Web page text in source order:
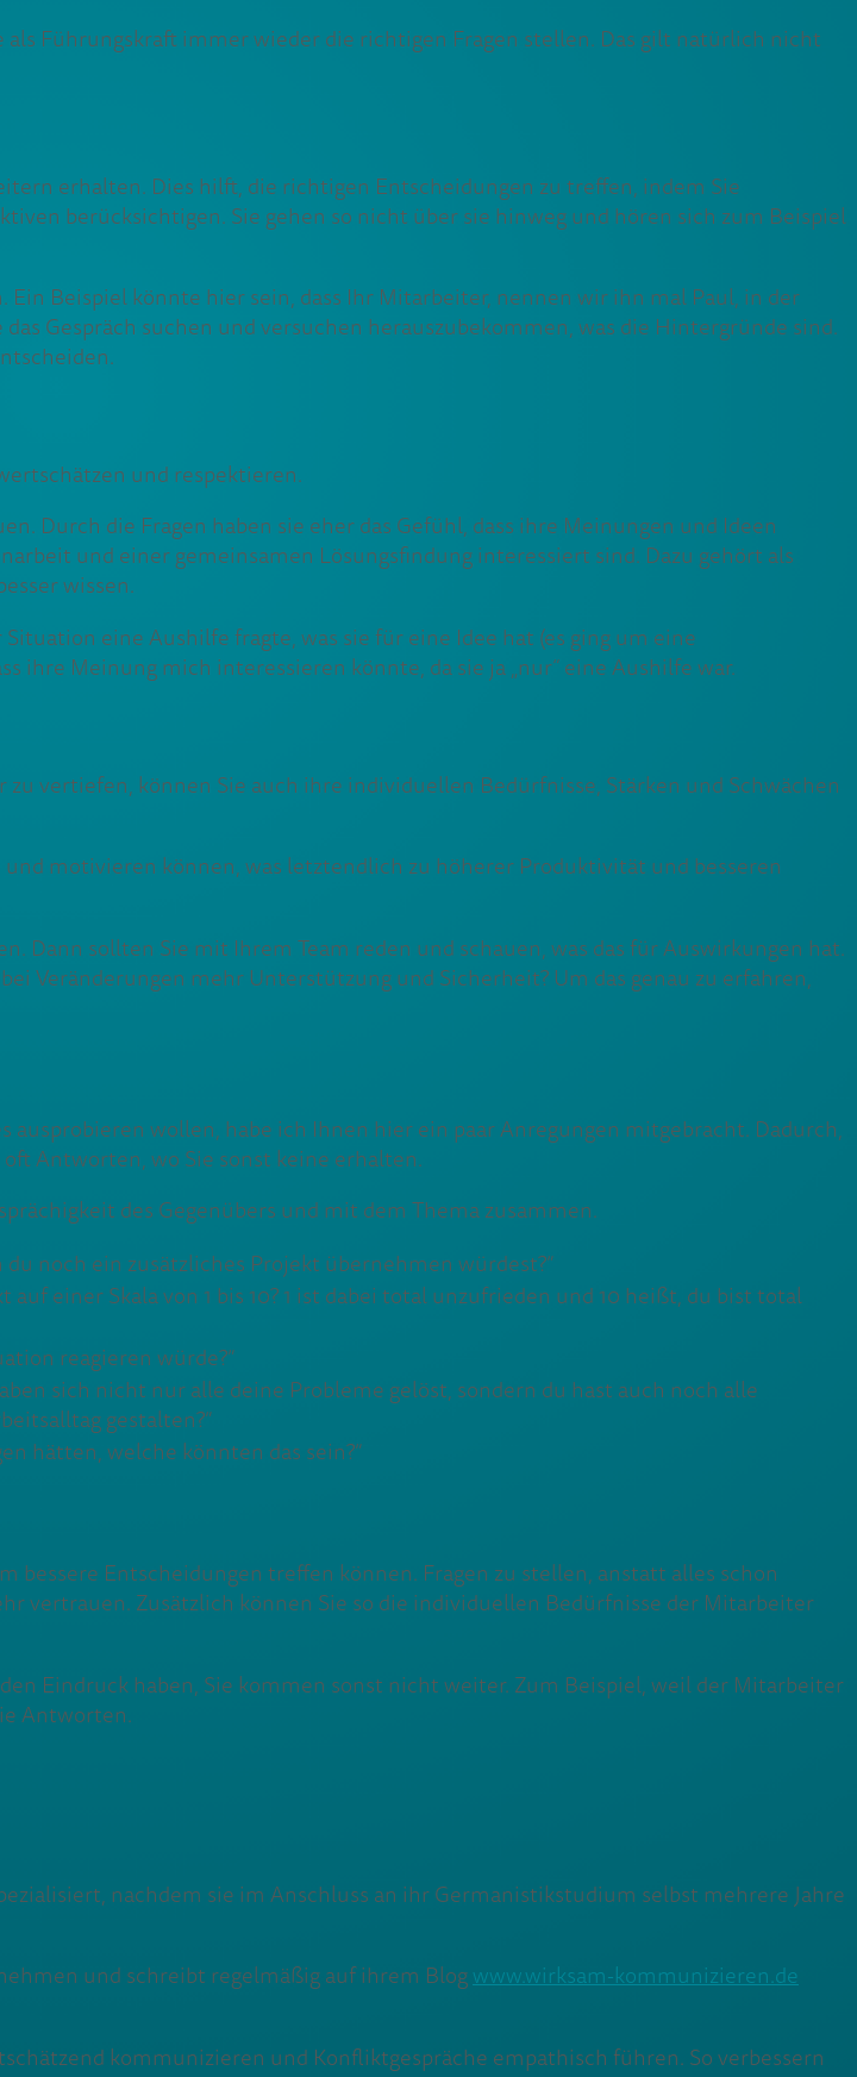
Führungskraft immer wieder die richtigen Fragen stellen. Das gilt natürlich nicht
erhalten. Dies hilft, die richtigen Entscheidungen zu treffen, indem Sie
berücksichtigen. Sie gehen so nicht über sie hinweg und hören sich zum Beispiel
Beispiel könnte hier sein, dass Ihr Mitarbeiter, nennen wir ihn mal Paul, in der
Gespräch suchen und versuchen herauszubekommen, was die Hintergründe sind.
und respektieren.
Durch die Fragen haben sie eher das Gefühl, dass ihre Meinungen und Ideen
und einer gemeinsamen Lösungsfindung interessiert sind. Dazu gehört als
wissen.
eine Aushilfe fragte, was sie für eine Idee hat (es ging um eine
ihre Meinung mich interessieren könnte, da sie ja „nur“ eine Aushilfe war.
vertiefen, können Sie auch ihre individuellen Bedürfnisse, Stärken und Schwächen
motivieren können, was letztendlich zu höherer Produktivität und besseren
Dann sollten Sie mit Ihrem Team reden und schauen, was das für Auswirkungen hat.
Veränderungen mehr Unterstützung und Sicherheit? Um das genau zu erfahren,
wollen, habe ich Ihnen hier ein paar Anregungen mitgebracht. Dadurch,
oft Antworten, wo Sie sonst keine erhalten.
des Gegenübers und mit dem Thema zusammen.
noch ein zusätzliches Projekt übernehmen würdest?”
einer Skala von 1 bis 10? 1 ist dabei total unzufrieden und 10 heißt, du bist total
reagieren würde?”
sich nicht nur alle deine Probleme gelöst, sondern du hast auch noch alle
gestalten?”
hätten, welche könnten das sein?”
bessere Entscheidungen treffen können. Fragen zu stellen, anstatt alles schon
vertrauen. Zusätzlich können Sie so die individuellen Bedürfnisse der Mitarbeiter
Eindruck haben, Sie kommen sonst nicht weiter. Zum Beispiel, weil der Mitarbeiter
Antworten.
nachdem sie im Anschluss an ihr Germanistikstudium selbst mehrere Jahre
und schreibt regelmäßig auf ihrem Blogwww.wirksam-kommunizieren.de
kommunizieren und Konfliktgespräche empathisch führen. So verbessern